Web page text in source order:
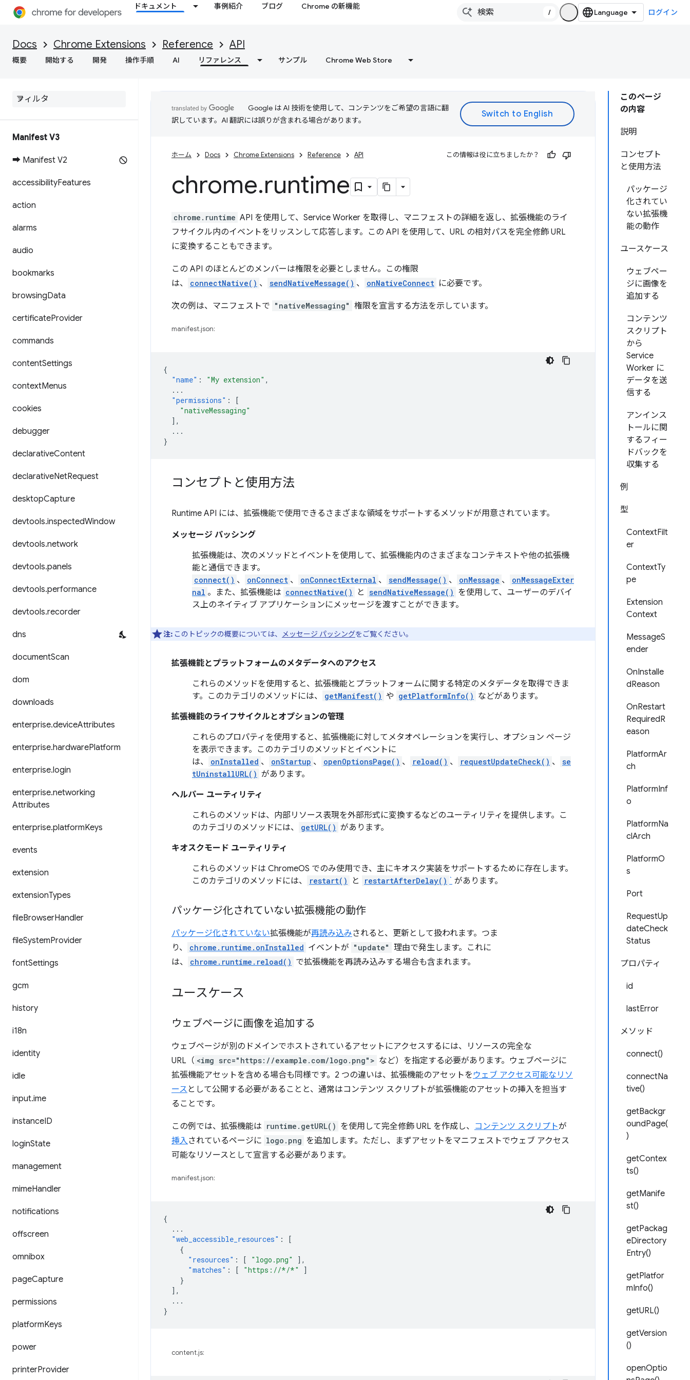
ドキュメント 事例紹介 ブログ Chrome の新機能
/ ログイン
Docs Chrome Extensions Reference API
概要 開始する 開発 操作手順 AI リファレンス サンプル Chrome Web Store
Manifest V3
➡ Manifest V2
accessibilityFeatures
action
alarms
audio
bookmarks
browsingData
certificateProvider
commands
contentSettings
contextMenus
cookies
debugger
declarativeContent
declarativeNetRequest
desktopCapture
devtools.inspectedWindow
devtools.network
devtools.panels
devtools.performance
devtools.recorder
dns
documentScan
dom
downloads
enterprise.deviceAttributes
enterprise.hardwarePlatform
enterprise.login
enterprise.networking
Attributes
enterprise.platformKeys
events
extension
extensionTypes
fileBrowserHandler
fileSystemProvider
fontSettings
gcm
history
i18n
identity
idle
input.ime
instanceID
loginState
management
mimeHandler
notifications
offscreen
omnibox
pageCapture
permissions
platformKeys
power
printerProvider
このページ
の内容
説明
コンセプト
と使用方法
パッケージ
化されてい
ない拡張機
能の動作
ユースケース
ウェブペー
ジに画像を
追加する
コンテンツ
スクリプト
から
Service
Worker に
データを送
信する
アンインス
トールに関
するフィー
ドバックを
収集する
例
型
ContextFilt
er
ContextTy
pe
Extension
Context
MessageS
ender
OnInstalle
dReason
OnRestart
RequiredR
eason
PlatformAr
ch
PlatformInf
o
PlatformNa
clArch
PlatformO
s
Port
RequestUp
dateCheck
Status
プロパティ
id
lastError
メソッド
connect()
connectNa
tive()
getBackgr
oundPage(
)
getContex
ts()
getManife
st()
getPackag
eDirectory
Entry()
getPlatfor
mInfo()
getURL()
getVersion
()
openOptio
Google は AI 技術を使用して、コンテンツをご希望の言語に翻
訳しています。AI 翻訳には誤りが含まれる場合があります。
ホーム Docs Chrome Extensions Reference API この情報は役に立ちましたか？
chrome.runtime
chrome.runtime API を使用して、Service Worker を取得し、マニフェストの詳細を返し、拡張機能のライ
フサイクル内のイベントをリッスンして応答します。この API を使用して、URL の相対パスを完全修飾 URL
に変換することもできます。
この API のほとんどのメンバーは権限を必要としません。
この権限
は、
connectNative() 、 sendNativeMessage() 、 onNativeConnect に必要です。
次の例は、マニフェストで "nativeMessaging" 権限を宣言する方法を示しています。
manifest.json:
{
"name" : "My extension" ,
...
"permissions" :
[
"nativeMessaging"
],
...
}
コンセプトと使用方法
Runtime API には、拡張機能で使用できるさまざまな領域をサポートするメソッドが用意されています。
メッセージ パッシング
拡張機能は、次のメソッドとイベントを使用して、拡張機能内のさまざまなコンテキストや他の拡張機
能と通信できます。
connect() 、 onConnect 、 onConnectExternal 、 sendMessage() 、 onMessage 、
onMessageExter
nal 。また、拡張機能は connectNative() と sendNativeMessage() を使用して、ユーザーのデバイ
ス上のネイティブ アプリケーションにメッセージを渡すことができます。
注: このトピックの概要については、 メッセージ パッシングをご覧ください。
拡張機能とプラットフォームのメタデータへのアクセス
これらのメソッドを使用すると、拡張機能とプラットフォームに関する特定のメタデータを取得できま
す。このカテゴリのメソッドには、
getManifest() や getPlatformInfo() などがあります。
拡張機能のライフサイクルとオプションの管理
これらのプロパティを使用すると、拡張機能に対してメタオペレーションを実行し、オプション ページ
を表示できます。このカテゴリのメソッドとイベントに
は、
onInstalled 、 onStartup 、 openOptionsPage() 、 reload() 、 requestUpdateCheck() 、
se
tUninstallURL() があります。
ヘルパー ユーティリティ
これらのメソッドは、内部リソース表現を外部形式に変換するなどのユーティリティを提供します。こ
のカテゴリのメソッドには、
getURL() があります。
キオスクモード ユーティリティ
これらのメソッドは ChromeOS でのみ使用でき、主にキオスク実装をサポートするために存在します。
このカテゴリのメソッドには、
restart() と restartAfterDelay() ` があります。
パッケージ化されていない拡張機能の動作
パッケージ化されていない拡張機能が再読み込みされると、更新として扱われます。つま
り、
chrome.runtime.onInstalled イベントが "update" 理由で発生します。これに
は、
chrome.runtime.reload() で拡張機能を再読み込みする場合も含まれます。
ユースケース
ウェブページに画像を追加する
ウェブページが別のドメインでホストされているアセットにアクセスするには、リソースの完全な
URL（ <img src="https://example.com/logo.png"> など）を指定する必要があります。ウェブページに
拡張機能アセットを含める場合も同様です。2 つの違いは、拡張機能のアセットを ウェブ アクセス可能なリソ
ース として公開する必要があることと、通常はコンテンツ スクリプトが拡張機能のアセットの挿入を担当す
ることです。
この例では、拡張機能は runtime.getURL() を使用して完全修飾 URL を作成し、 コンテンツ スクリプトが
挿入されているページに logo.png を追加します。ただし、まずアセットをマニフェストでウェブ アクセス
可能なリソースとして宣言する必要があります。
manifest.json:
{
...
"web_accessible_resources" :
[
{
"resources" : [ "logo.png"
],
"matches" : [ "https://*/*"
]
}
],
...
}
content.js: